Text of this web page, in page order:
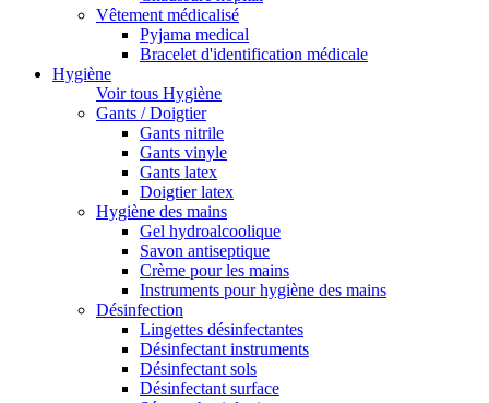
Vêtement médicalisé
Pyjama medical
Bracelet d'identification médicale
Hygiène
Voir tous Hygiène
Gants / Doigtier
Gants nitrile
Gants vinyle
Gants latex
Doigtier latex
Hygiène des mains
Gel hydroalcoolique
Savon antiseptique
Crème pour les mains
Instruments pour hygiène des mains
Désinfection
Lingettes désinfectantes
Désinfectant instruments
Désinfectant sols
Désinfectant surface